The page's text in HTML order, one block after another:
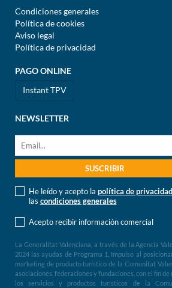
Condiciones generales
Política de cookies
Aviso legal
Política de privacidad
PAGO ONLINE
Instant TPV
NEWSLETTER
He leído y acepto la política de privacidad
las condiciones generales
Acepto recibir información comercial
La Generalitat Valenciana, a través de la Agencia
2024 las ayudas de Programa 1, Impulso al
marketing de producto turístico de la Comunitat
asociaciones, federaciones y fundaciones, con el fin
los servicios y productos turísticos de la